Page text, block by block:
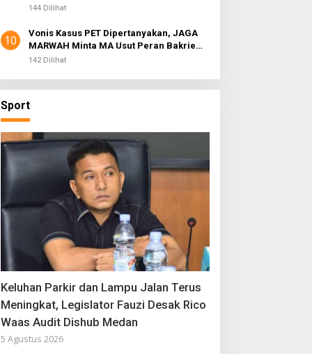
Pembangunan
144 Dilihat
10
Vonis Kasus PET Dipertanyakan, JAGA
MARWAH Minta MA Usut Peran Bakrie
Group
142 Dilihat
Sport
Keluhan Parkir dan Lampu Jalan Terus
Meningkat, Legislator Fauzi Desak Rico
Waas Audit Dishub Medan
5 Agustus 2026